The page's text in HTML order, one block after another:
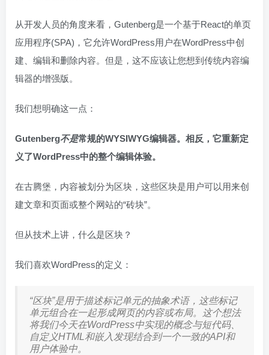
从开发人员的角度来看，Gutenberg是一个基于React的单页
应用程序(SPA)，它允许WordPress用户在WordPress中创
建、编辑和删除内容。但是，这不应该让您想到传统内容编
辑器的增强版。
我们想明确这一点：
Gutenberg不是常规的WYSIWYG编辑器。相反，它重新定
义了WordPress中的整个编辑体验。
在古腾堡，内容被划分为区块，这些区块是用户可以用来创
建文章和页面或整个网站的“砖块”。
但从技术上讲，什么是区块？
我们喜欢WordPress的定义：
“区块”是用于描述标记单元的抽象术语，这些标记
单元组合在一起形成网页的内容或布局。这个想法
将我们今天在WordPress中实现的概念与短代码、
自定义HTML和嵌入发现结合到一个一致的API和
用户体验中。